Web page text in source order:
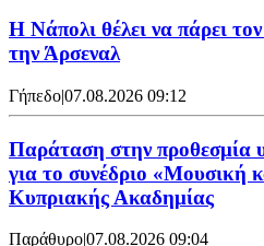
Η Νάπολι θέλει να πάρει
την Άρσεναλ
Γήπεδο|07.08.2026 09:12
Παράταση στην προθεσμία
για το συνέδριο «Μουσική
Κυπριακής Ακαδημίας
Παράθυρο|07.08.2026 09:04